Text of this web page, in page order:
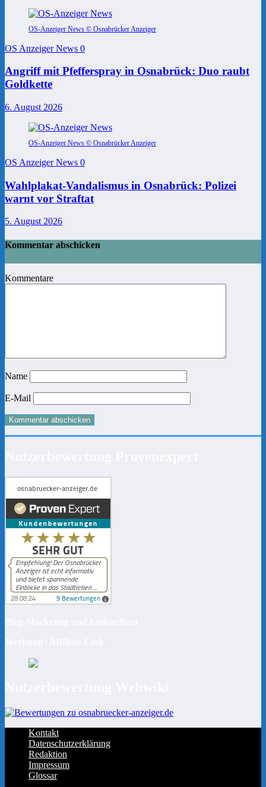
OS-Anzeiger News © Osnabrücker Anzeiger
OS Anzeiger News 0
Angriff mit Pfefferspray in Osnabrück: Duo raubt
Goldkette
6. August 2026
OS-Anzeiger News © Osnabrücker Anzeiger
OS Anzeiger News 0
Wahlplakat-Vandalismus in Osnabrück: Polizei
warnt vor Straftat
5. August 2026
Kommentar abschicken
Kommentare
Name
E-Mail
Kontakt
Datenschutzerklärung
Redaktion
Impressum
Glossar